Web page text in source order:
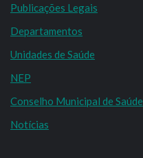
Publicações Legais
Departamentos
Unidades de Saúde
NEP
Conselho Municipal de Saúde
Notícias